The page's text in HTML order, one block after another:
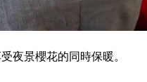
夜景櫻花的同時保暖。